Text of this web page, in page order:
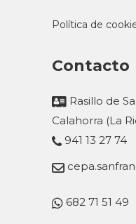
Política de
Contacto
Rasillo de
Calahorra (La
941 13 27 74
682 71 51 49